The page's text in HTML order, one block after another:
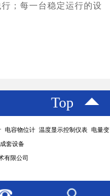
；每一台稳定运行的设
Top
电容物位计 温度显示控制仪表 电量变
套设备
有限公司